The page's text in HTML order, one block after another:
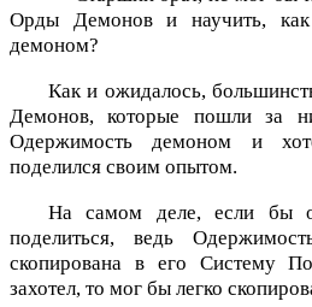
Орды Демонов и научить, как
демоном?
Как и ожидалось,
Демонов, которые пошли за
Одержимость демоном и
поделился своим опытом.
На самом деле, если бы
поделиться, ведь
скопирована в его Систему
захотел, то мог бы легко